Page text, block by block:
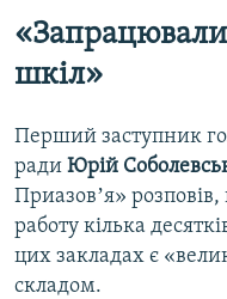
«Запрацювали
шкіл»
Перший заступник
ради Юрій
Приазовʼя»
работу кілька
цих закладах є
складом.